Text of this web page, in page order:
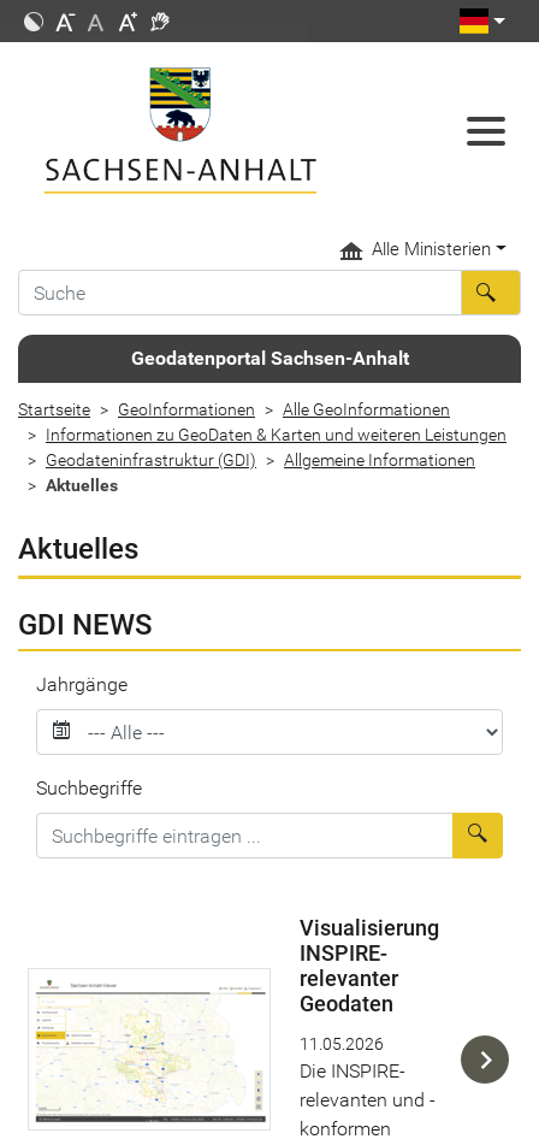
Alle Ministerien
Geodatenportal Sachsen-Anhalt
Startseite GeoInformationen
Alle GeoInformationen
Informationen zu GeoDaten & Karten und weiteren Leistungen
Geodateninfrastruktur (GDI)
Allgemeine Informationen
Aktuelles
Aktuelles
GDI NEWS
Jahrgänge
Suchbegriffe
Visualisierung
INSPIRE-
relevanter
Geodaten
11.05.2026
Die INSPIRE-
relevanten und -
konformen